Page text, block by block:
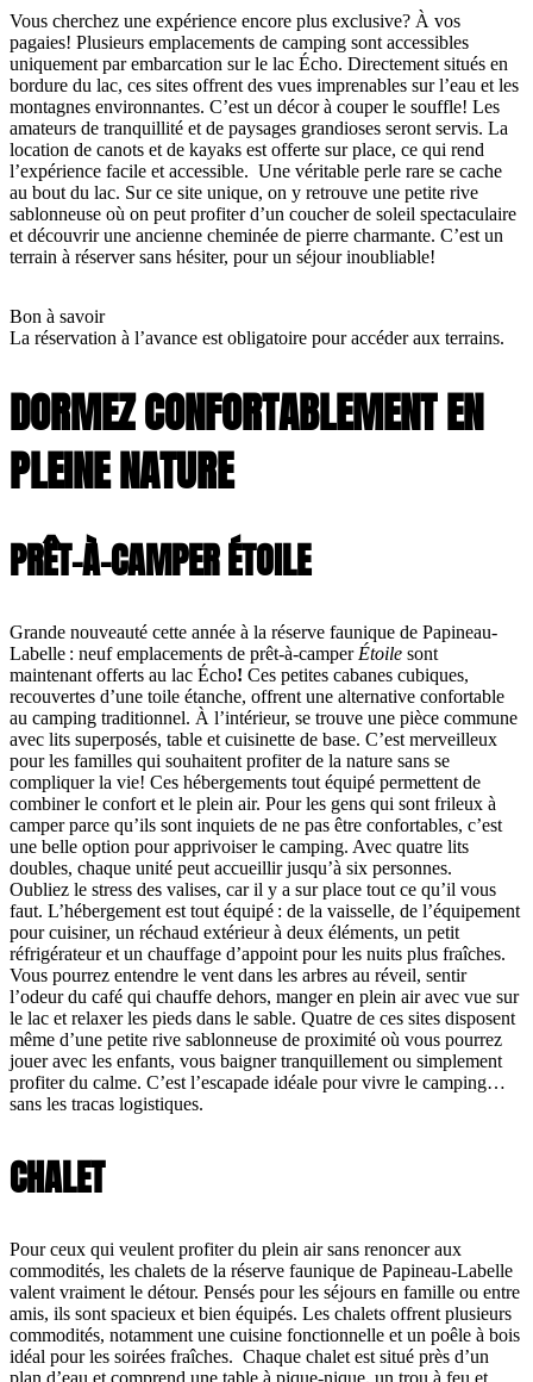
Vous cherchez une expérience encore plus exclusive? À vos
pagaies! Plusieurs emplacements de camping sont accessibles
uniquement par embarcation sur le lac Écho. Directement situés en
bordure du lac, ces sites offrent des vues imprenables sur l’eau et les
montagnes environnantes. C’est un décor à couper le souffle! Les
amateurs de tranquillité et de paysages grandioses seront servis. La
location de canots et de kayaks est offerte sur place, ce qui rend
l’expérience facile et accessible. Une véritable perle rare se cache
au bout du lac. Sur ce site unique, on y retrouve une petite rive
sablonneuse où on peut profiter d’un coucher de soleil spectaculaire
et découvrir une ancienne cheminée de pierre charmante. C’est un
terrain à réserver sans hésiter, pour un séjour inoubliable!
Bon à savoir
La réservation à l’avance est obligatoire pour accéder aux terrains.
DORMEZ CONFORTABLEMENT EN
PLEINE NATURE
PRÊT-À-CAMPER ÉTOILE
Grande nouveauté cette année à la réserve faunique de Papineau-
Labelle : neuf emplacements de prêt-à-camper Étoile sont
maintenant offerts au lac Écho! Ces petites cabanes cubiques,
recouvertes d’une toile étanche, offrent une alternative confortable
au camping traditionnel. À l’intérieur, se trouve une pièce commune
avec lits superposés, table et cuisinette de base. C’est merveilleux
pour les familles qui souhaitent profiter de la nature sans se
compliquer la vie! Ces hébergements tout équipé permettent de
combiner le confort et le plein air. Pour les gens qui sont frileux à
camper parce qu’ils sont inquiets de ne pas être confortables, c’est
une belle option pour apprivoiser le camping. Avec quatre lits
doubles, chaque unité peut accueillir jusqu’à six personnes.
Oubliez le stress des valises, car il y a sur place tout ce qu’il vous
faut. L’hébergement est tout équipé : de la vaisselle, de l’équipement
pour cuisiner, un réchaud extérieur à deux éléments, un petit
réfrigérateur et un chauffage d’appoint pour les nuits plus fraîches.
Vous pourrez entendre le vent dans les arbres au réveil, sentir
l’odeur du café qui chauffe dehors, manger en plein air avec vue sur
le lac et relaxer les pieds dans le sable. Quatre de ces sites disposent
même d’une petite rive sablonneuse de proximité où vous pourrez
jouer avec les enfants, vous baigner tranquillement ou simplement
profiter du calme. C’est l’escapade idéale pour vivre le camping…
sans les tracas logistiques.
CHALET
Pour ceux qui veulent profiter du plein air sans renoncer aux
commodités, les chalets de la réserve faunique de Papineau-Labelle
valent vraiment le détour. Pensés pour les séjours en famille ou entre
amis, ils sont spacieux et bien équipés. Les chalets offrent plusieurs
commodités, notamment une cuisine fonctionnelle et un poêle à bois
idéal pour les soirées fraîches. Chaque chalet est situé près d’un